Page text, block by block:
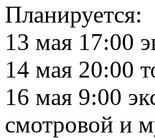
Планируется:
13 мая 17:00
14 мая 20:00
16 мая 9:00
смотровой и